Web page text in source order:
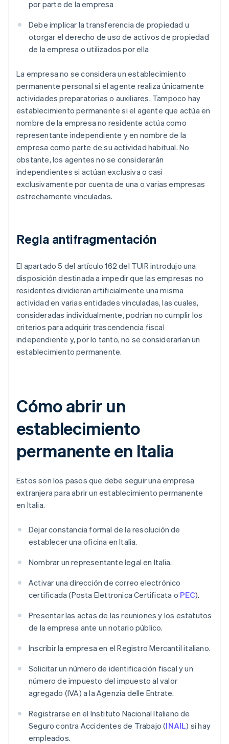
por parte de la empresa
Debe implicar la transferencia de propiedad u
otorgar el derecho de uso de activos de propiedad
de la empresa o utilizados por ella
La empresa no se considera un establecimiento
permanente personal si el agente realiza únicamente
actividades preparatorias o auxiliares. Tampoco hay
establecimiento permanente si el agente que actúa en
nombre de la empresa no residente actúa como
representante independiente y en nombre de la
empresa como parte de su actividad habitual. No
obstante, los agentes no se considerarán
independientes si actúan exclusiva o casi
exclusivamente por cuenta de una o varias empresas
estrechamente vinculadas.
Regla antifragmentación
El apartado 5 del artículo 162 del TUIR introdujo una
disposición destinada a impedir que las empresas no
residentes dividieran artificialmente una misma
actividad en varias entidades vinculadas, las cuales,
consideradas individualmente, podrían no cumplir los
criterios para adquirir trascendencia fiscal
independiente y, por lo tanto, no se considerarían un
establecimiento permanente.
Cómo abrir un
establecimiento
permanente en Italia
Estos son los pasos que debe seguir una empresa
extranjera para abrir un establecimiento permanente
en Italia.
Dejar constancia formal de la resolución de
establecer una oficina en Italia.
Nombrar un representante legal en Italia.
Activar una dirección de correo electrónico
certificada (Posta Elettronica Certificata o PEC).
Presentar las actas de las reuniones y los estatutos
de la empresa ante un notario público.
Inscribir la empresa en el Registro Mercantil italiano.
Solicitar un número de identificación fiscal y un
número de impuesto del impuesto al valor
agregado (IVA) a la Agenzia delle Entrate.
Registrarse en el Instituto Nacional Italiano de
Seguro contra Accidentes de Trabajo (INAIL) si hay
empleados.